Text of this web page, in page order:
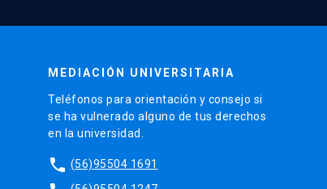
MEDIACIÓN UNIVERSITARIA
Teléfonos para orientación y consejo si
se ha vulnerado alguno de tus derechos
en la universidad.
phone (56)95504 1691